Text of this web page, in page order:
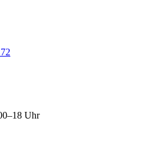
Uhr